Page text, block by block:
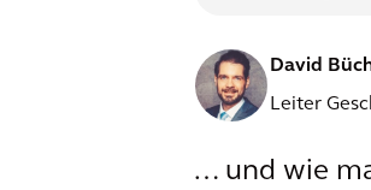
David
Leiter
… und wie